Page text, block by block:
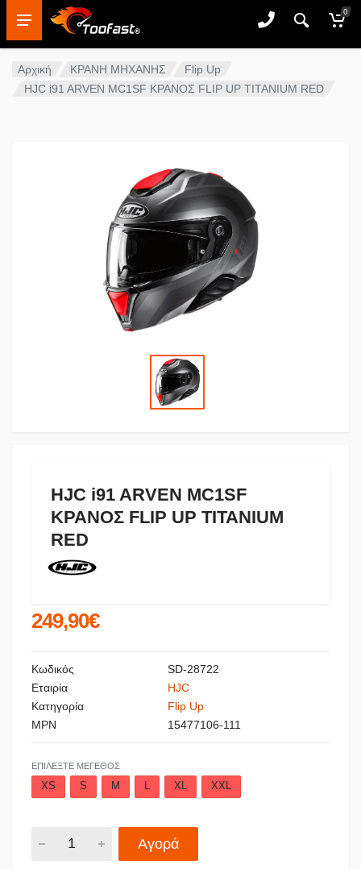
0
Αρχική ΚΡΑΝΗ ΜΗΧΑΝΗΣ
Flip Up
HJC i91 ARVEN MC1SF ΚΡΑΝΟΣ FLIP UP TITANIUM RED
HJC i91 ARVEN MC1SF
ΚΡΑΝΟΣ FLIP UP TITANIUM
RED
249,90€
Κωδικός
SD-28722
Εταιρία
HJC
Κατηγορία
Flip Up
MPN
15477106-111
ΕΠΙΛΈΞΤΕ ΜΈΓΕΘΟΣ
XS S M L XL XXL
Αγορά